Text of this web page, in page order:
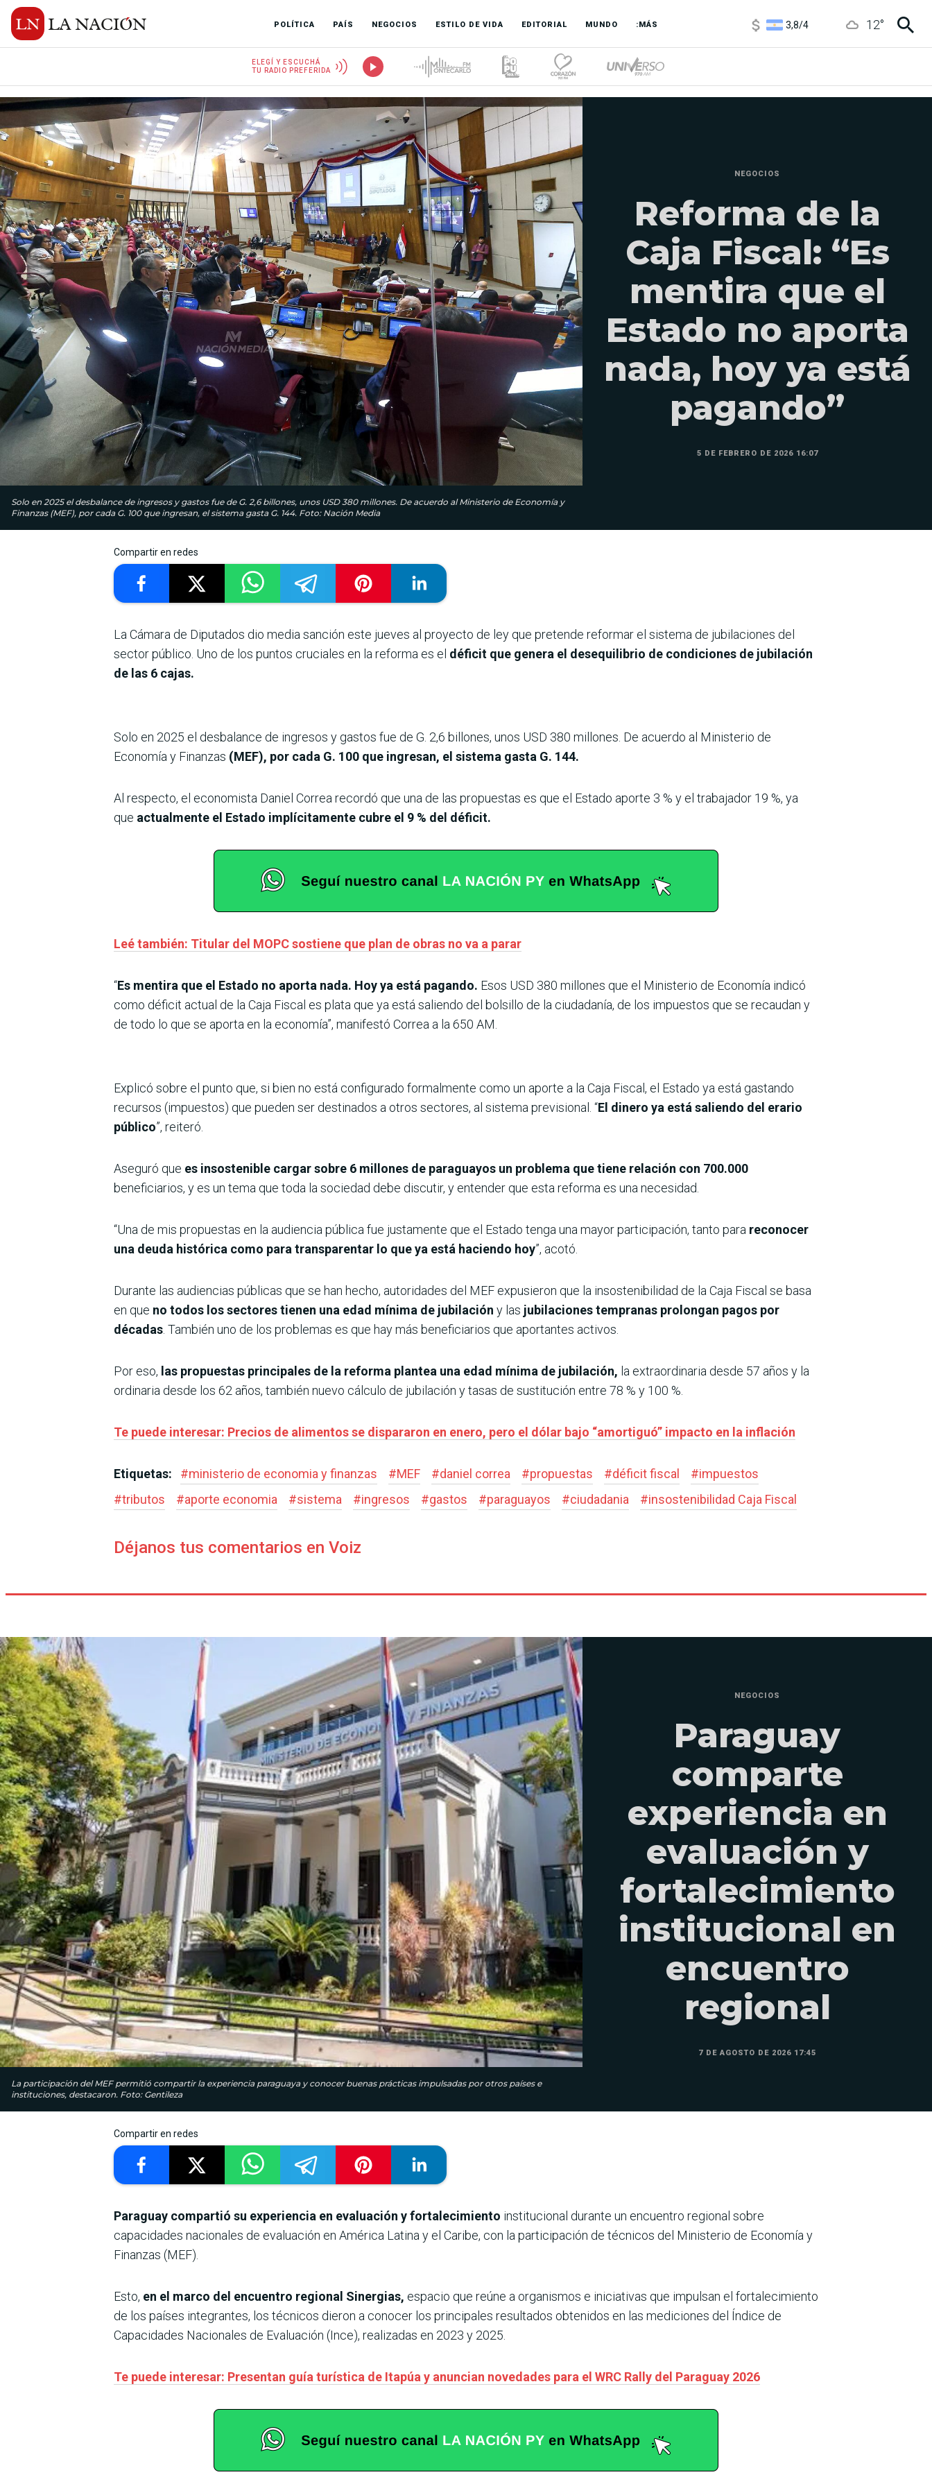
POLÍTICA PAÍS NEGOCIOS ESTILO DE VIDA EDITORIAL MUNDO :MÁS
6850/ 12°
ELEGÍ Y ESCUCHÁ
TU RADIO PREFERIDA
Solo en 2025 el desbalance de ingresos y gastos fue de G. 2,6 billones, unos USD 380 millones. De acuerdo al Ministerio de Economía y
Finanzas (MEF), por cada G. 100 que ingresan, el sistema gasta G. 144. Foto: Nación Media
NEGOCIOS
Reforma de la
Caja Fiscal: “Es
mentira que el
Estado no aporta
nada, hoy ya está
pagando”
5 DE FEBRERO DE 2026 16:07
Compartir en redes
La Cámara de Diputados dio media sanción este jueves al proyecto de ley que pretende reformar el sistema de jubilaciones del
sector público. Uno de los puntos cruciales en la reforma es el déficit que genera el desequilibrio de condiciones de jubilación
de las 6 cajas.
Solo en 2025 el desbalance de ingresos y gastos fue de G. 2,6 billones, unos USD 380 millones. De acuerdo al Ministerio de
Economía y Finanzas (MEF), por cada G. 100 que ingresan, el sistema gasta G. 144.
Al respecto, el economista Daniel Correa recordó que una de las propuestas es que el Estado aporte 3 % y el trabajador 19 %, ya
que actualmente el Estado implícitamente cubre el 9 % del déficit.
Leé también: Titular del MOPC sostiene que plan de obras no va a parar
“Es mentira que el Estado no aporta nada. Hoy ya está pagando. Esos USD 380 millones que el Ministerio de Economía indicó
como déficit actual de la Caja Fiscal es plata que ya está saliendo del bolsillo de la ciudadanía, de los impuestos que se recaudan y
de todo lo que se aporta en la economía”, manifestó Correa a la 650 AM.
Explicó sobre el punto que, si bien no está configurado formalmente como un aporte a la Caja Fiscal, el Estado ya está gastando
recursos (impuestos) que pueden ser destinados a otros sectores, al sistema previsional. “El dinero ya está saliendo del erario
público”, reiteró.
Aseguró que es insostenible cargar sobre 6 millones de paraguayos un problema que tiene relación con 700.000
beneficiarios, y es un tema que toda la sociedad debe discutir, y entender que esta reforma es una necesidad.
“Una de mis propuestas en la audiencia pública fue justamente que el Estado tenga una mayor participación, tanto para reconocer
una deuda histórica como para transparentar lo que ya está haciendo hoy”, acotó.
Durante las audiencias públicas que se han hecho, autoridades del MEF expusieron que la insostenibilidad de la Caja Fiscal se basa
en que no todos los sectores tienen una edad mínima de jubilación y las jubilaciones tempranas prolongan pagos por
décadas . También uno de los problemas es que hay más beneficiarios que aportantes activos.
Por eso, las propuestas principales de la reforma plantea una edad mínima de jubilación, la extraordinaria desde 57 años y la
ordinaria desde los 62 años, también nuevo cálculo de jubilación y tasas de sustitución entre 78 % y 100 %.
Te puede interesar: Precios de alimentos se dispararon en enero, pero el dólar bajo “amortiguó” impacto en la inflación
Etiquetas: #ministerio de economia y finanzas #MEF #daniel correa #propuestas #déficit fiscal #impuestos
#tributos #aporte economia #sistema #ingresos #gastos #paraguayos #ciudadania #insostenibilidad Caja Fiscal
Déjanos tus comentarios en Voiz
La participación del MEF permitió compartir la experiencia paraguaya y conocer buenas prácticas impulsadas por otros países e
instituciones, destacaron. Foto: Gentileza
NEGOCIOS
Paraguay
comparte
experiencia en
evaluación y
fortalecimiento
institucional en
encuentro
regional
7 DE AGOSTO DE 2026 17:45
Compartir en redes
Paraguay compartió su experiencia en evaluación y fortalecimiento institucional durante un encuentro regional sobre
capacidades nacionales de evaluación en América Latina y el Caribe, con la participación de técnicos del Ministerio de Economía y
Finanzas (MEF).
Esto, en el marco del encuentro regional Sinergias, espacio que reúne a organismos e iniciativas que impulsan el fortalecimiento
de los países integrantes, los técnicos dieron a conocer los principales resultados obtenidos en las mediciones del Índice de
Capacidades Nacionales de Evaluación (Ince), realizadas en 2023 y 2025.
Te puede interesar: Presentan guía turística de Itapúa y anuncian novedades para el WRC Rally del Paraguay 2026